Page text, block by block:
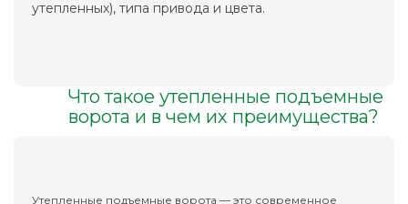
утепленных), типа привода и цвета.
Что такое утепленные подъемные
ворота и в чем их преимущества?
Утепленные подъемные ворота — это современное